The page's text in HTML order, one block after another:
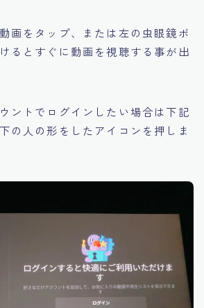
画をタップ、または左の虫眼鏡ボ
るとすぐに動画を視聴する事が出
ントでログインしたい場合は下記
の人の形をしたアイコンを押しま